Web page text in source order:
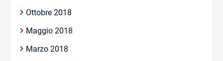
Ottobre 2018
Maggio 2018
Marzo 2018